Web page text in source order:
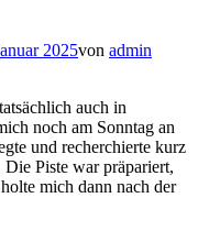
2025von admin
auch in
noch am Sonntag an
und recherchierte kurz
Piste war präpariert,
mich dann nach der